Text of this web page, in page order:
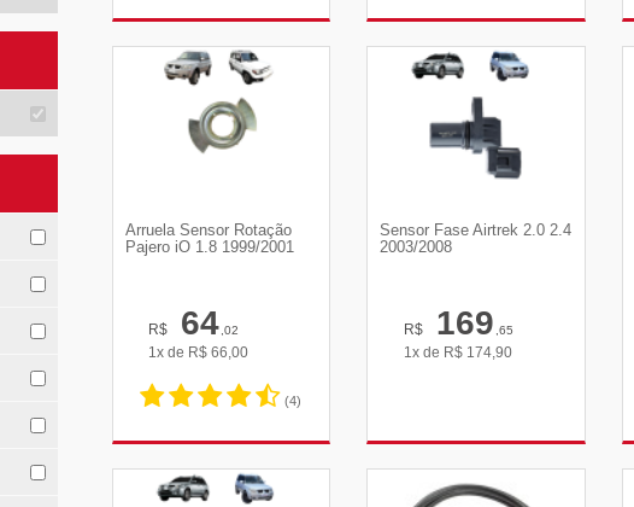
Arruela Sensor Rotação
Pajero iO 1.8 1999/2001
R$ 64,02
1x de R$ 66,00
(4)
Sensor Fase Airtrek 2.0 2.4
2003/2008
R$ 169,65
1x de R$ 174,90